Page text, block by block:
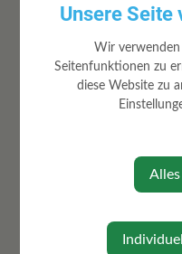
Unsere Seite
Wir
Seitenfunktionen zu
diese Website zu